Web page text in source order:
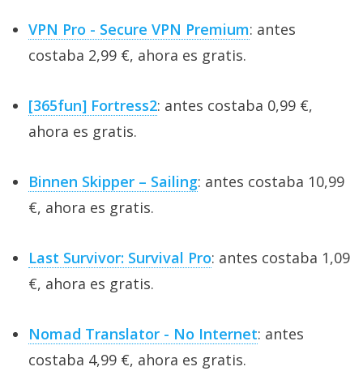
VPN Pro - Secure VPN Premium: antes
costaba 2,99 €, ahora es gratis.
[365fun] Fortress2: antes costaba 0,99 €,
ahora es gratis.
Binnen Skipper – Sailing: antes costaba 10,99
€, ahora es gratis.
Last Survivor: Survival Pro: antes costaba 1,09
€, ahora es gratis.
Nomad Translator - No Internet: antes
costaba 4,99 €, ahora es gratis.